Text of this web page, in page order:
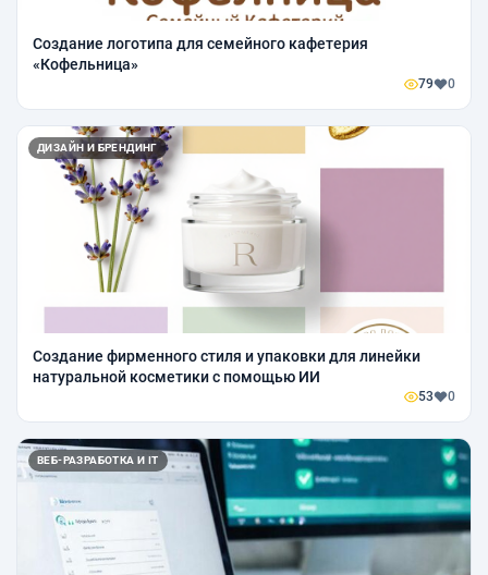
Создание логотипа для семейного кафетерия
«Кофельница»
79 0
ДИЗАЙН И БРЕНДИНГ
Создание фирменного стиля и упаковки для линейки
натуральной косметики с помощью ИИ
53 0
ВЕБ-РАЗРАБОТКА И IT